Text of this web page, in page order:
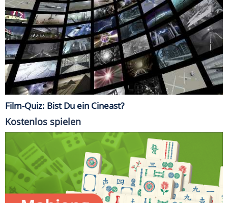
Film-Quiz: Bist Du ein Cineast?
Kostenlos spielen